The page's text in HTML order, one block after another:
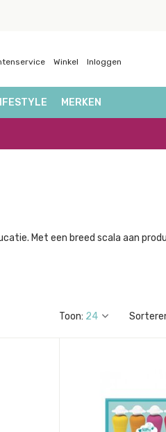
Winkel Inloggen
MERKEN
Met een breed scala aan
Toon: